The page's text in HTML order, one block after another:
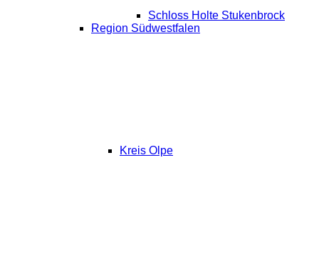
Schloss Holte Stukenbrock
Region Südwestfalen
Kreis Olpe